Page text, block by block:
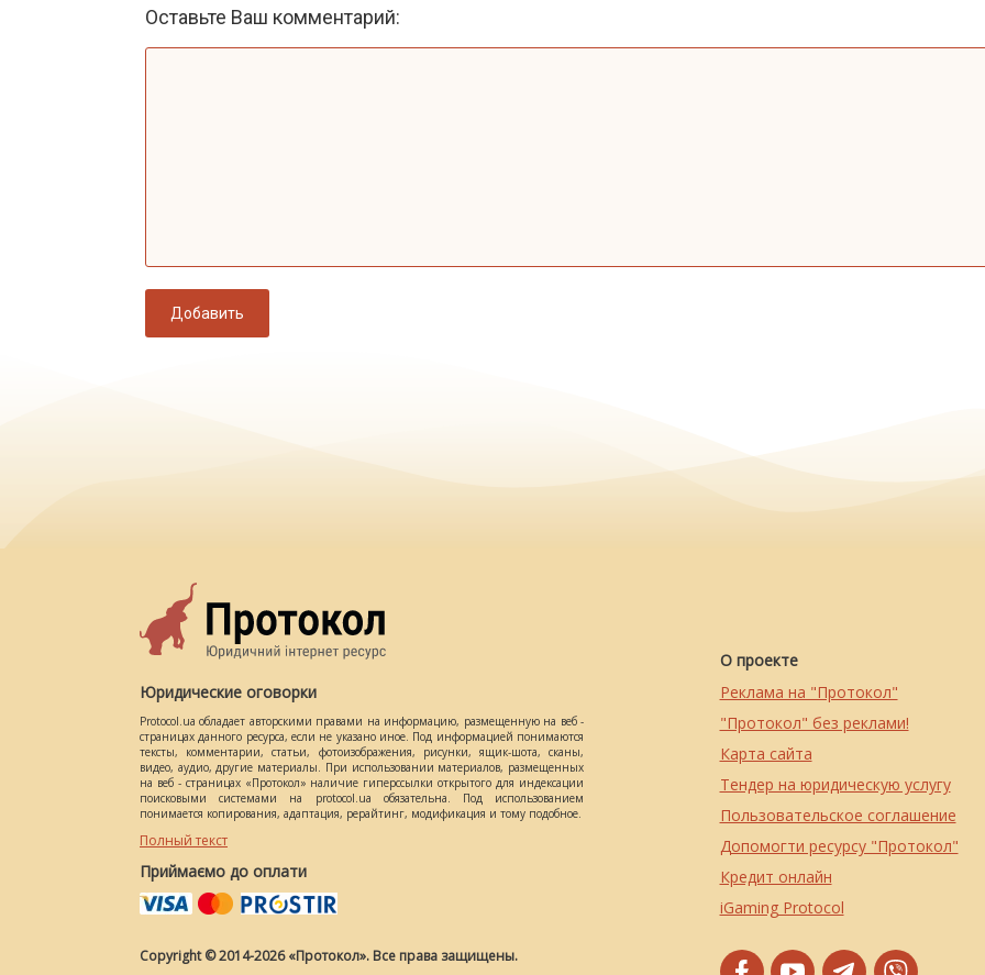
Оставьте Ваш комментарий:
Добавить
Юридические оговорки
Protocol.ua обладает авторскими правами на информацию, размещенную на веб -
страницах данного ресурса, если не указано иное. Под информацией понимаются
тексты, комментарии, статьи, фотоизображения, рисунки, ящик-шота, сканы,
видео, аудио, другие материалы. При использовании материалов, размещенных
на веб - страницах «Протокол» наличие гиперссылки открытого для индексации
поисковыми системами на protocol.ua обязательна. Под использованием
понимается копирования, адаптация, рерайтинг, модификация и тому подобное.
Полный текст
Приймаємо до оплати
Copyright © 2014-2026 «Протокол». Все права защищены.
О проекте
Реклама на "Протокол"
"Протокол" без реклами!
Карта сайта
Тендер на юридическую услугу
Пользовательское соглашение
Допомогти ресурсу "Протокол"
Кредит онлайн
iGaming Protocol